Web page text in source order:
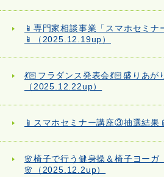
📱専門家相談事業「スマホセミ
📱（2025.12.19up）
💃🏻フラダンス発表会💃🏻盛りあが
（2025.12.22up）
📱スマホセミナー講座③抽選結果
🌸椅子で行う健身操＆椅子ヨー
🌸（2025.12.2up）